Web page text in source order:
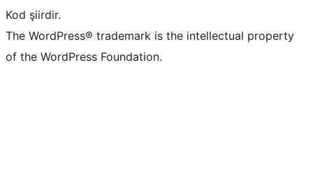
Kod şiirdir.
The WordPress® trademark is the intellectual property
of the WordPress Foundation.